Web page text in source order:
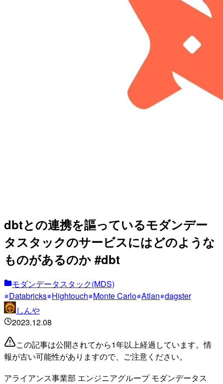
dbtとの連携を謳っているモダンデー
タスタックのサービスにはどのような
ものがあるのか #dbt
モダンデータスタック(MDS)
Databricks Hightouch Monte Carlo Atlan dagster
しんや
2023.12.08
この記事は公開されてから1年以上経過しています。情
報が古い可能性がありますので、ご注意ください。
アライアンス事業部 エンジニアグループ モダンデータス